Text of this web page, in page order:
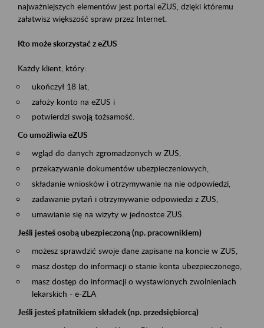
najważniejszych elementów jest portal eZUS, dzięki któremu
załatwisz większość spraw przez Internet.
Kto może skorzystać z eZUS
Każdy klient, który:
ukończył 18 lat,
założy konto na eZUS i
potwierdzi swoją tożsamość.
Co umożliwia eZUS
wgląd do danych zgromadzonych w ZUS,
przekazywanie dokumentów ubezpieczeniowych,
składanie wniosków i otrzymywanie na nie odpowiedzi,
zadawanie pytań i otrzymywanie odpowiedzi z ZUS,
umawianie się na wizyty w jednostce ZUS.
Jeśli jesteś osobą ubezpieczoną (np. pracownikiem)
możesz sprawdzić swoje dane zapisane na koncie w ZUS,
masz dostęp do informacji o stanie konta ubezpieczonego,
masz dostęp do informacji o wystawionych zwolnieniach
lekarskich - e-ZLA
Jeśli jesteś płatnikiem składek (np. przedsiębiorcą)